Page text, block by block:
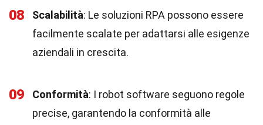
08 Scalabilità: Le soluzioni RPA possono essere
facilmente scalate per adattarsi alle esigenze
aziendali in crescita.
09 Conformità: I robot software seguono regole
precise, garantendo la conformità alle